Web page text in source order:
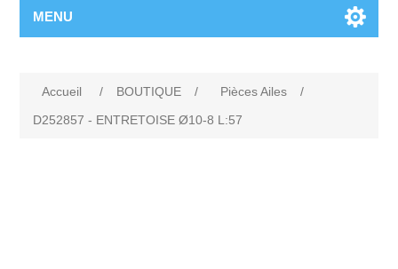
MENU
Accueil / BOUTIQUE / Pièces Ailes
/
D252857 - ENTRETOISE Ø10-8 L:57